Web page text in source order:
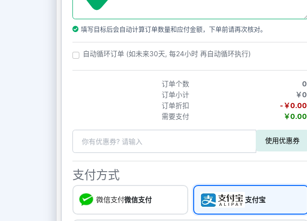
填写目标后会自动计算订单数量和应付金额，下单前请再次核对。
自动循环订单 (如未来30天, 每24小时 再自动循环执行)
订单个数
0
订单小计
￥0
订单折扣
-￥0.00
需要支付
￥0.00
使用优惠券
支付方式
微信支付 支付宝